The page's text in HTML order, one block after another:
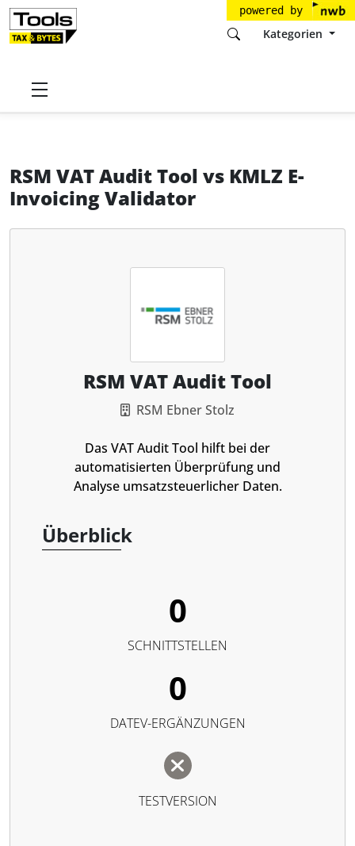
powered by
Kategorien
Startseite
RSM VAT Audit Tool vs KMLZ E-
Invoicing Validator
RSM VAT Audit Tool
RSM Ebner Stolz
Das VAT Audit Tool hilft bei der
automatisierten Überprüfung und
Analyse umsatzsteuerlicher Daten.
Überblick
0
SCHNITTSTELLEN
0
DATEV-ERGÄNZUNGEN
TESTVERSION